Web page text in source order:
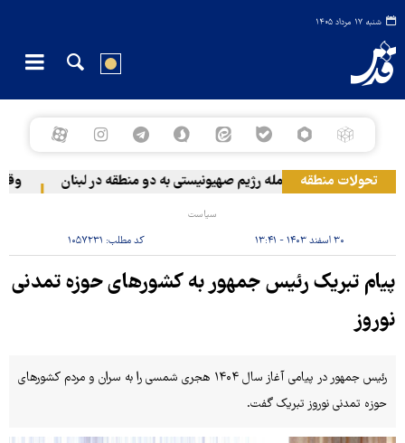
شنبه ۱۷ مرداد ۱۴۰۵
تحولات منطقهحمله رژیم صهیونیستی به دو منطقه در لبنان
سیاست
۳۰ اسفند ۱۴۰۳ - ۱۳:۴۱ کد مطلب: ۱۰۵۷۲۳۱
پیام تبریک رئیس جمهور به کشورهای حوزه تمدنی
نوروز
رئیس جمهور در پیامی آغاز سال ۱۴۰۴ هجری شمسی را به سران و مردم کشورهای
حوزه تمدنی نوروز تبریک گفت.